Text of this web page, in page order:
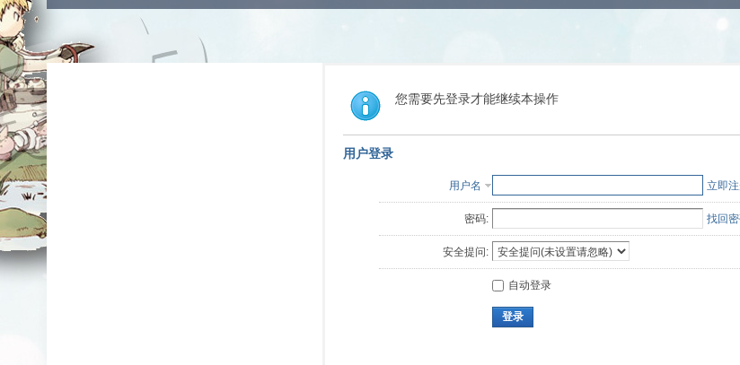
您需要先登录才能继续本操作
用户登录
用户名 立即
密码: 找回
安全提问:
自动登录
登录